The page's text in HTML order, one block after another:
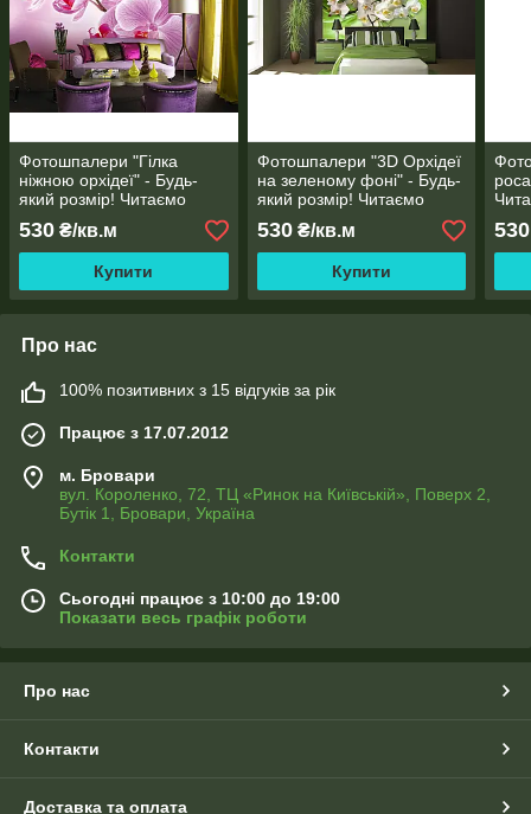
Фотошпалери "Гілка
ніжною орхідеї" - Будь-
який розмір! Читаємо
опис!
530 ₴/кв.м
Купити
Фотошпалери "3D Орхідеї
на зеленому фоні" - Будь-
який розмір! Читаємо
опис!
530₴/кв.м
Купити
530
Про нас
100% позитивних з 15 відгуків за рік
Працює з 17.07.2012
м. Бровари
вул. Короленко, 72, ТЦ «Ринок на Київській», Поверх 2,
Бутік 1, Бровари, Україна
Контакти
Сьогодні працює з 10:00 до 19:00
Показати весь графік роботи
Про нас
Контакти
Доставка та оплата